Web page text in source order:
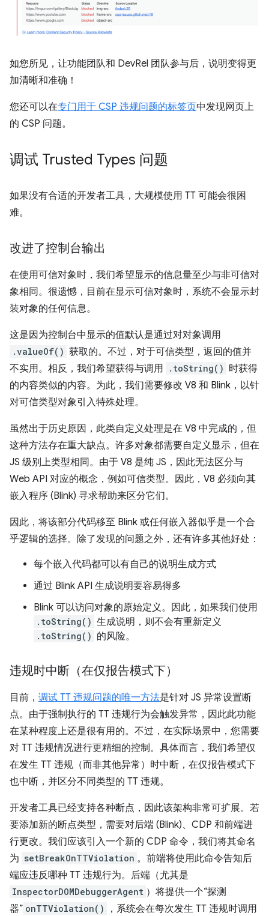
如您所见，让功能团队和 DevRel 团队参与后，说明变得更
加清晰和准确！
您还可以在专门用于 CSP 违规问题的标签页中发现网页上
的 CSP 问题。
调试 Trusted Types 问题
如果没有合适的开发者工具，大规模使用 TT 可能会很困
难。
改进了控制台输出
在使用可信对象时，我们希望显示的信息量至少与非可信对
象相同。很遗憾，目前在显示可信对象时，系统不会显示封
装对象的任何信息。
这是因为控制台中显示的值默认是通过对对象调用
.valueOf() 获取的。不过，对于可信类型，返回的值并
不实用。相反，我们希望获得与调用
.toString() 时获得
的内容类似的内容。为此，我们需要修改 V8 和 Blink，以针
对可信类型对象引入特殊处理。
虽然出于历史原因，此类自定义处理是在 V8 中完成的，但
这种方法存在重大缺点。许多对象都需要自定义显示，但在
JS 级别上类型相同。由于 V8 是纯 JS，因此无法区分与
Web API 对应的概念，例如可信类型。因此，V8 必须向其
嵌入程序 (Blink) 寻求帮助来区分它们。
因此，将该部分代码移至 Blink 或任何嵌入器似乎是一个合
乎逻辑的选择。除了发现的问题之外，还有许多其他好处：
每个嵌入代码都可以有自己的说明生成方式
通过 Blink API 生成说明要容易得多
Blink 可以访问对象的原始定义。因此，如果我们使用
.toString() 生成说明，则不会有重新定义
.toString() 的风险。
违规时中断（在仅报告模式下）
目前， 调试 TT 违规问题的唯一方法是针对 JS 异常设置断
点。由于强制执行的 TT 违规行为会触发异常，因此此功能
在某种程度上还是很有用的。不过，在实际场景中，您需要
对 TT 违规情况进行更精细的控制。具体而言，我们希望仅
在发生 TT 违规（而非其他异常）时中断，在仅报告模式下
也中断，并区分不同类型的 TT 违规。
开发者工具已经支持各种断点，因此该架构非常可扩展。若
要添加新的断点类型，需要对后端 (Blink)、CDP 和前端进
行更改。我们应该引入一个新的 CDP 命令，我们将其命名
为 setBreakOnTTViolation 。前端将使用此命令告知后
端应违反哪种 TT 违规行为。后端（尤其是
InspectorDOMDebuggerAgent ）将提供一个“探测
器” onTTViolation()
，系统会在每次发生 TT 违规时调用